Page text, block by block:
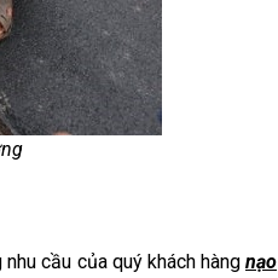
cầu của quý khách hàng nạo